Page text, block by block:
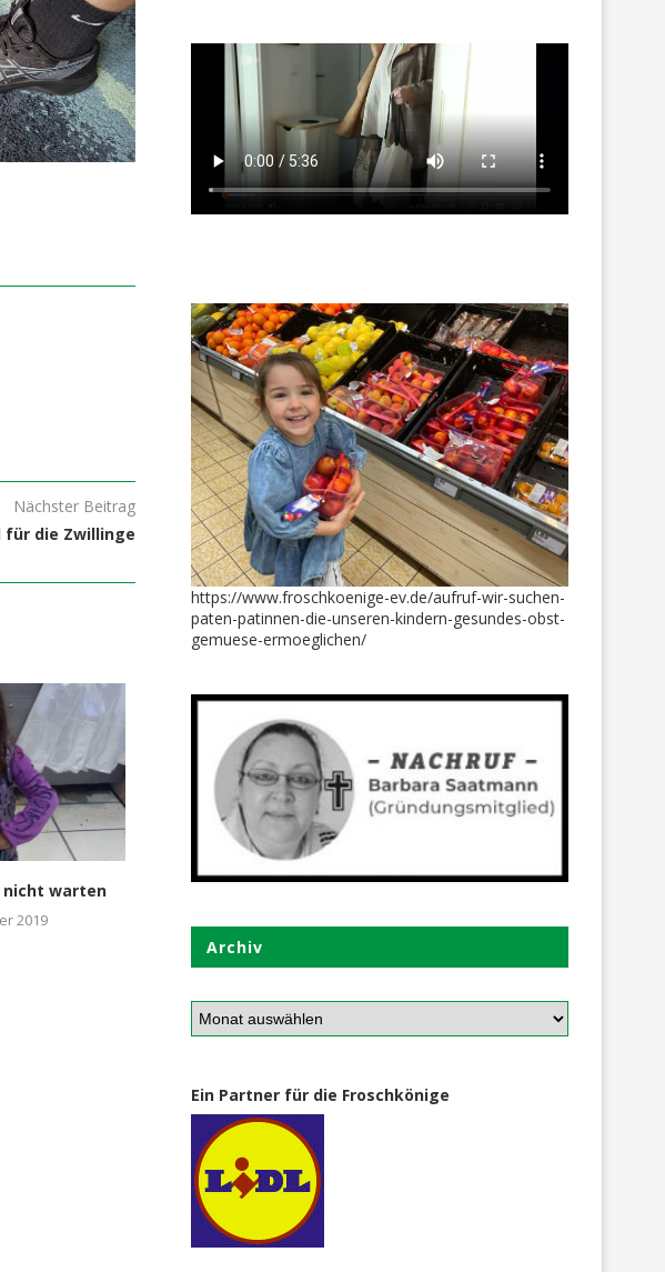
Nächster Beitrag
die Zwillinge
nicht warten
2019
https://www.froschkoenige-ev.de/aufruf-wir-suchen-
paten-patinnen-die-unseren-kindern-gesundes-obst-
gemuese-ermoeglichen/
Archiv
Ein Partner für die Froschkönige